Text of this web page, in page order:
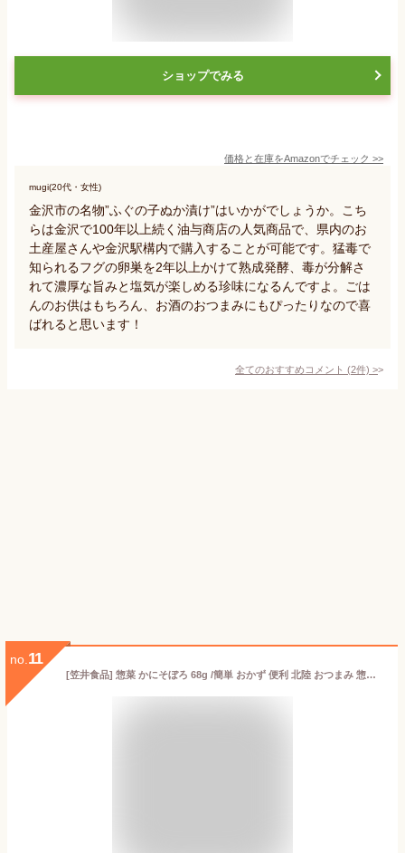
ショップでみる
価格と在庫をAmazonでチェック >>
mugi(20代・女性)
金沢市の名物”ふぐの子ぬか漬け”はいかがでしょうか。こち
らは金沢で100年以上続く油与商店の人気商品で、県内のお
土産屋さんや金沢駅構内で購入することが可能です。猛毒で
知られるフグの卵巣を2年以上かけて熟成発酵、毒が分解さ
れて濃厚な旨みと塩気が楽しめる珍味になるんですよ。ごは
んのお供はもちろん、お酒のおつまみにもぴったりなので喜
ばれると思います！
全てのおすすめコメント (2件) >
no. 11
[笠井食品] 惣菜 かにそぼろ 68g /簡単 おかず 便利 北陸 おつまみ 惣菜 能登牛 石川 金沢 能登 そぼろ 蟹 カニ かに 能登 瓶詰め 御飯の友 お茶漬け つまみ トッピング 高級